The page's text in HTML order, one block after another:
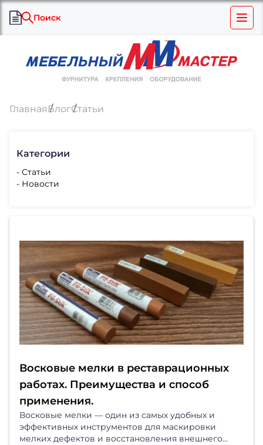
Поиск
Главная БлогСтатьи
Категории
- Статьи
- Новости
Восковые мелки в реставрационных
работах. Преимущества и способ
применения.
Восковые мелки — один из самых удобных и
эффективных инструментов для маскировки
мелких дефектов и восстановления внешнего